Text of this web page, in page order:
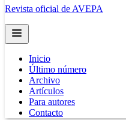
Revista oficial de AVEPA
Open main menu
Inicio
Último número
Archivo
Artículos
Para autores
Contacto